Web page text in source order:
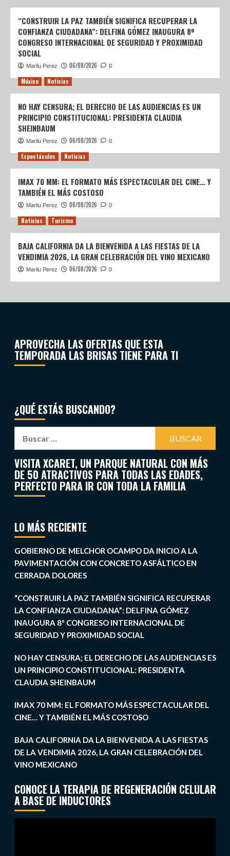
“CONSTRUIR LA PAZ TAMBIÉN SIGNIFICA RECUPERAR LA
CONFIANZA CIUDADANA”: DELFINA GÓMEZ INAUGURA 8º
CONGRESO INTERNACIONAL DE SEGURIDAD Y PROXIMIDAD
SOCIAL
Marilu Perez 06/08/2026 0
México Noticias
NO HAY CENSURA; EL DERECHO DE LAS AUDIENCIAS ES UN
PRINCIPIO CONSTITUCIONAL: PRESIDENTA CLAUDIA
SHEINBAUM
Marilu Perez 06/08/2026 0
Espectáculos Noticias
IMAX 70 MM: EL FORMATO MÁS ESPECTACULAR DEL CINE… Y
TAMBIÉN EL MÁS COSTOSO
Marilu Perez 06/08/2026 0
Noticias Turismo
BAJA CALIFORNIA DA LA BIENVENIDA A LAS FIESTAS DE LA
VENDIMIA 2026, LA GRAN CELEBRACIÓN DEL VINO MEXICANO
Marilu Perez 06/08/2026 0
APROVECHA LAS OFERTAS QUE ESTA
TEMPORADA LAS BRISAS TIENE PARA TI
¿QUÉ ESTÁS BUSCANDO?
VISITA XCARET, UN PARQUE NATURAL CON MÁS
DE 50 ATRACTIVOS PARA TODAS LAS EDADES,
PERFECTO PARA IR CON TODA LA FAMILIA
LO MÁS RECIENTE
GOBIERNO DE MELCHOR OCAMPO DA INICIO A LA
PAVIMENTACIÓN CON CONCRETO ASFÁLTICO EN
CERRADA DOLORES
“CONSTRUIR LA PAZ TAMBIÉN SIGNIFICA RECUPERAR
LA CONFIANZA CIUDADANA”: DELFINA GÓMEZ
INAUGURA 8º CONGRESO INTERNACIONAL DE
SEGURIDAD Y PROXIMIDAD SOCIAL
NO HAY CENSURA; EL DERECHO DE LAS AUDIENCIAS ES
UN PRINCIPIO CONSTITUCIONAL: PRESIDENTA
CLAUDIA SHEINBAUM
IMAX 70 MM: EL FORMATO MÁS ESPECTACULAR DEL
CINE… Y TAMBIÉN EL MÁS COSTOSO
BAJA CALIFORNIA DA LA BIENVENIDA A LAS FIESTAS
DE LA VENDIMIA 2026, LA GRAN CELEBRACIÓN DEL
VINO MEXICANO
CONOCE LA TERAPIA DE REGENERACIÓN CELULAR
A BASE DE INDUCTORES